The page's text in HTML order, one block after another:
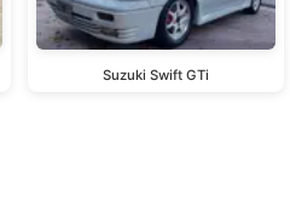
Suzuki Swift GTi